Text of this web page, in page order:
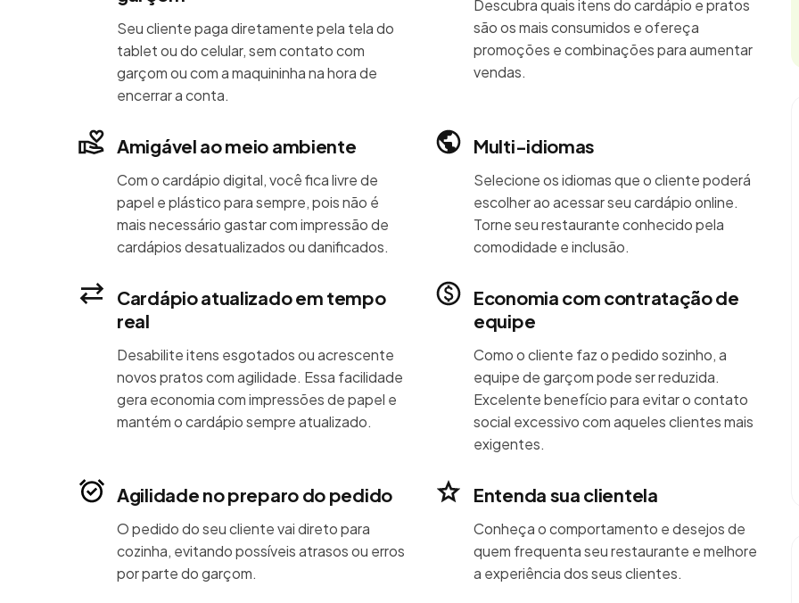
Seu cliente paga diretamente pela tela do
tablet ou do celular, sem contato com
garçom ou com a maquininha na hora de
encerrar a conta.
Descubra quais itens do cardápio e pratos
são os mais consumidos e ofereça
promoções e combinações para aumentar
vendas.
Amigável ao meio ambiente
Com o cardápio digital, você fica livre de
papel e plástico para sempre, pois não é
mais necessário gastar com impressão de
cardápios desatualizados ou danificados.
Multi-idiomas
Selecione os idiomas que o cliente poderá
escolher ao acessar seu cardápio online.
Torne seu restaurante conhecido pela
comodidade e inclusão.
Cardápio atualizado em tempo
real
Desabilite itens esgotados ou acrescente
novos pratos com agilidade. Essa facilidade
gera economia com impressões de papel e
mantém o cardápio sempre atualizado.
Economia com contratação de
equipe
Como o cliente faz o pedido sozinho, a
equipe de garçom pode ser reduzida.
Excelente benefício para evitar o contato
social excessivo com aqueles clientes mais
exigentes.
Agilidade no preparo do pedido
O pedido do seu cliente vai direto para
cozinha, evitando possíveis atrasos ou erros
por parte do garçom.
Entenda sua clientela
Conheça o comportamento e desejos de
quem frequenta seu restaurante e melhore
a experiência dos seus clientes.